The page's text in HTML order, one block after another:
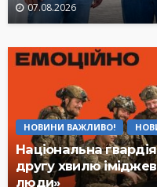
07.08.2026
НОВИНИ ВАЖЛИВО!
Національна
другу хвилю
люди»